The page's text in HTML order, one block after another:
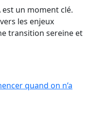
est un moment clé.
les enjeux
transition sereine et
quand on n’a